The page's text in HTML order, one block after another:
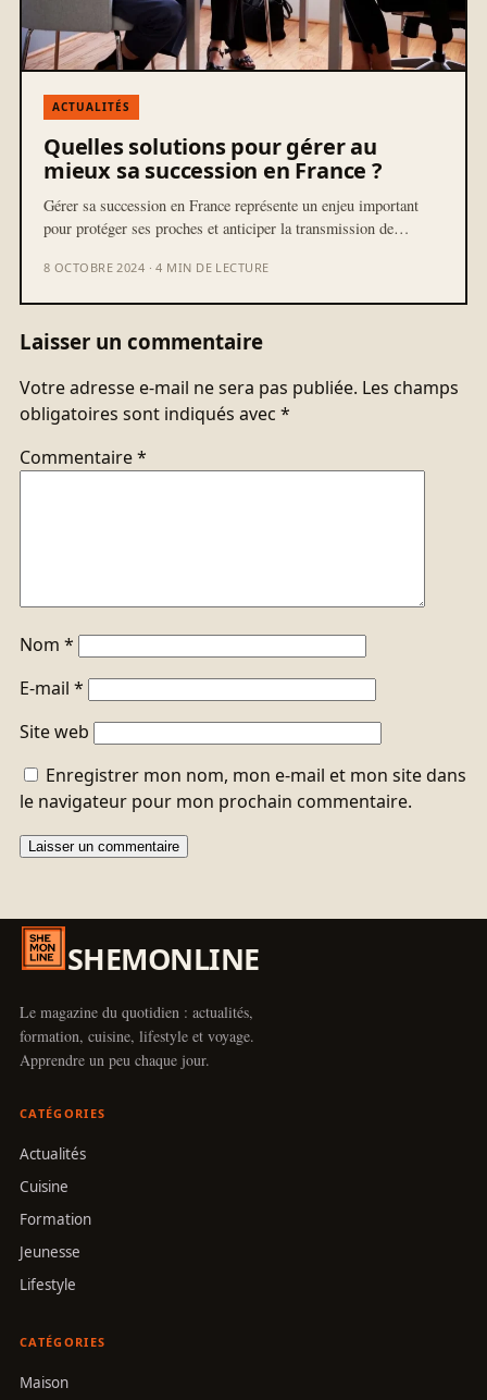
ACTUALITÉS
Quelles solutions pour gérer au
mieux sa succession en France ?
Gérer sa succession en France représente un enjeu important
pour protéger ses proches et anticiper la transmission de…
8 OCTOBRE 2024 · 4 MIN DE LECTURE
Laisser un commentaire
Votre adresse e-mail ne sera pas publiée. Les champs
obligatoires sont indiqués avec *
Commentaire*
Nom *
E-mail *
Site web
Enregistrer mon nom, mon e-mail et mon site dans
le navigateur pour mon prochain commentaire.
SHEMONLINE
Le magazine du quotidien : actualités,
formation, cuisine, lifestyle et voyage.
Apprendre un peu chaque jour.
CATÉGORIES
Actualités
Cuisine
Formation
Jeunesse
Lifestyle
CATÉGORIES
Maison